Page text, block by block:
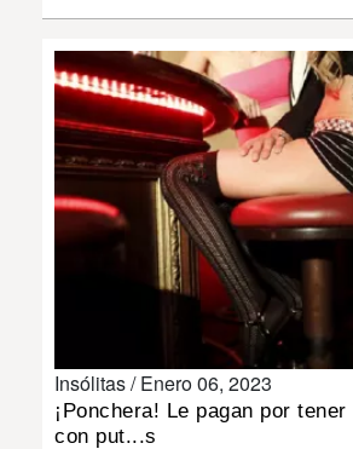
INSÓLITAS
MULTIMEDIA
IMPRESO
Insólitas /Enero 06, 2023
¡Ponchera! Le pagan por
con put...s